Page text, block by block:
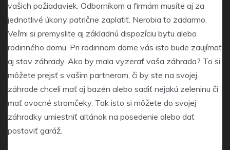
vašich požiadaviek. Odborníkom a firmám musíte aj za
jednotlivé úkony patrične zaplatiť. Nerobia to zadarmo.
Veľmi si premyslite aj základnú dispozíciu bytu alebo
rodinného domu. Pri rodinnom dome vás isto bude zaujímať
aj stav záhrady. Ako by mala vyzerať vaša záhrada? To si
môžete prejsť s vašim partnerom, či by ste na svojej
záhrade chceli mať aj bazén alebo sadiť nejakú zeleninu či
mať ovocné stromčeky. Tak isto si môžete do svojej
záhradky umiestniť altánok na posedenie alebo dať
postaviť garáž.